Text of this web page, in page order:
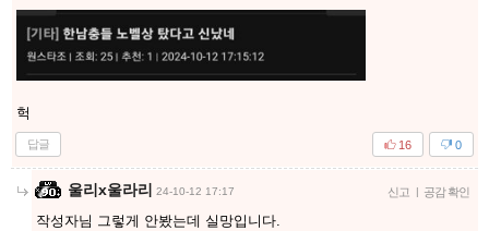
헉
답글 0
16
울리x울라리 24-10-12 17:17 신고 | 공감 확인
작성자님 그렇게 안봤는데 실망입니다.